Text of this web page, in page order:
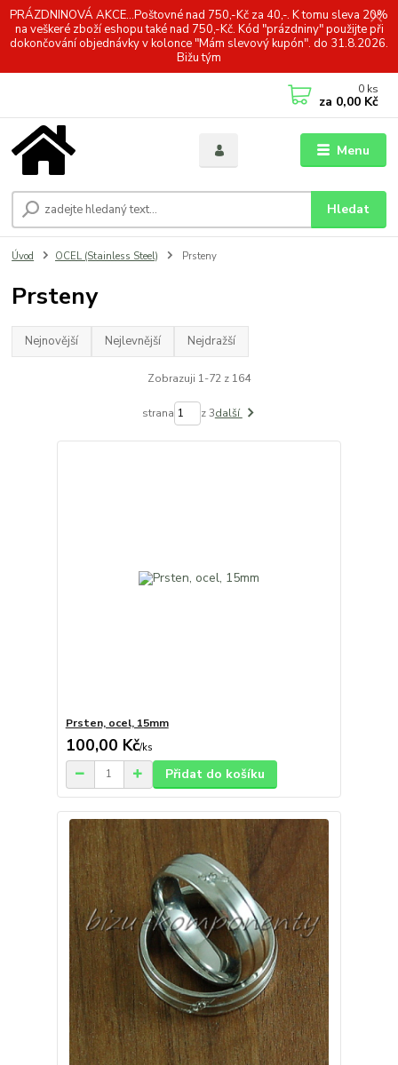
PRÁZDNINOVÁ AKCE...Poštovné nad 750,-Kč za 40,-. K tomu sleva 20%
na veškeré zboží eshopu také nad 750,-Kč. Kód "prázdniny" použijte při
dokončování objednávky v kolonce "Mám slevový kupón". do 31.8.2026.
Bižu tým
Menu
Hledat
0 ks
za 0,00 Kč
Úvod OCEL (Stainless Steel) Prsteny
Prsteny
Nejnovější Nejlevnější Nejdražší
Zobrazuji 1-72 z 164
strana z 3další
Prsten, ocel, 15mm
100,00 Kč/ks
Přidat do košíku